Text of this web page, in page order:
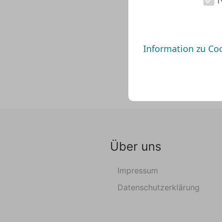
Über uns
Impressum
Datenschutzerklärung
Information zu